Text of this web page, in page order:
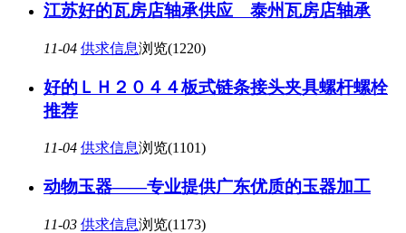
江苏好的瓦房店轴承供应 泰州瓦房店轴承
11-04 供求信息浏览(1220)
好的ＬＨ２０４４板式链条接头夹具螺杆螺栓
推荐
11-04 供求信息浏览(1101)
动物玉器——专业提供广东优质的玉器加工
11-03 供求信息浏览(1173)